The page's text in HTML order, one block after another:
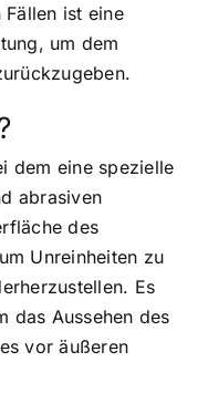
ist eine
um dem
dem eine spezielle
abrasiven
des
Unreinheiten zu
Es
das Aussehen des
vor äußeren